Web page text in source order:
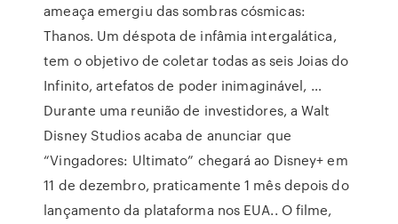
ameaça emergiu das sombras cósmicas:
Thanos. Um déspota de infâmia intergalática,
tem o objetivo de coletar todas as seis Joias do
Infinito, artefatos de poder inimaginável, …
Durante uma reunião de investidores, a Walt
Disney Studios acaba de anunciar que
“Vingadores: Ultimato” chegará ao Disney+ em
11 de dezembro, praticamente 1 mês depois do
lançamento da plataforma nos EUA.. O filme,